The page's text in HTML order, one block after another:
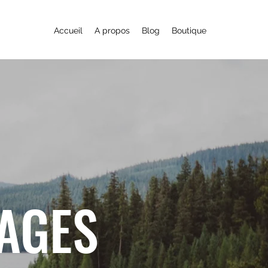
Accueil A propos Blog Boutique